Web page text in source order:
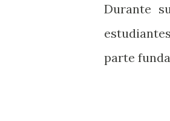
Durante
parte